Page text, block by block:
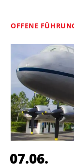
07.06.
OFFENE